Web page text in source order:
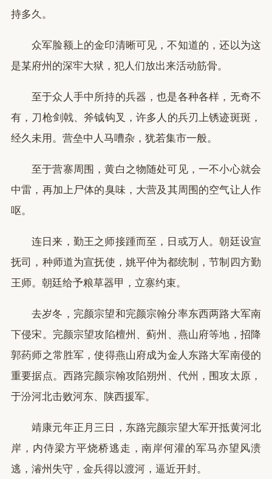
持多久。
众军脸额上的金印清晰可见，不知道的，还以为这
是某府州的深牢大狱，犯人们放出来活动筋骨。
至于众人手中所持的兵器，也是各种各样，无奇不
有，刀枪剑戟、斧钺钩叉，许多人的兵刃上锈迹斑斑，
经久未用。营垒中人马嘈杂，犹若集市一般。
至于营寨周围，黄白之物随处可见，一不小心就会
中雷，再加上尸体的臭味，大营及其周围的空气让人作
呕。
连日来，勤王之师接踵而至，日或万人。朝廷设宣
抚司，种师道为宣抚使，姚平仲为都统制，节制四方勤
王师。朝廷给予粮草器甲，立寨约束。
去岁冬，完颜宗望和完颜宗翰分率东西两路大军南
下侵宋。完颜宗望攻陷檀州、蓟州、燕山府等地，招降
郭药师之常胜军，使得燕山府成为金人东路大军南侵的
重要据点。西路完颜宗翰攻陷朔州、代州，围攻太原，
于汾河北击败河东、陕西援军。
靖康元年正月三日，东路完颜宗望大军开抵黄河北
岸，内侍梁方平烧桥逃走，南岸何灌的军马亦望风溃
逃，濬州失守，金兵得以渡河，逼近开封。